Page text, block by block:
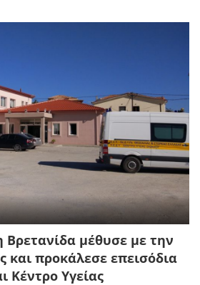
Βρετανίδα μέθυσε με την
και προκάλεσε επεισόδια
Κέντρο Υγείας